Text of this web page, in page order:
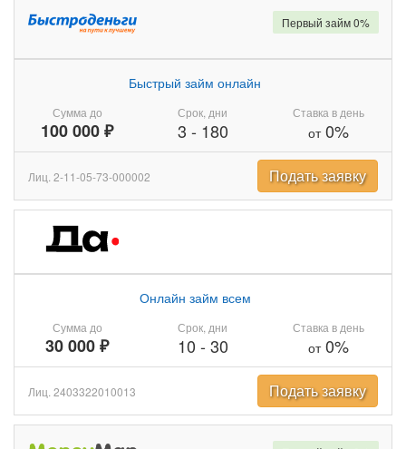
Сумма до
100 000 ₽
Быстрый займ онлайн
Срок, дни
3 - 180
Ставка в день
от0%
Первый займ 0%
Лиц. 2-11-05-73-000002 Подать заявку
Сумма до
30 000 ₽
Онлайн займ всем
Срок, дни
10 - 30
Ставка в день
от0%
Лиц. 2403322010013 Подать заявку